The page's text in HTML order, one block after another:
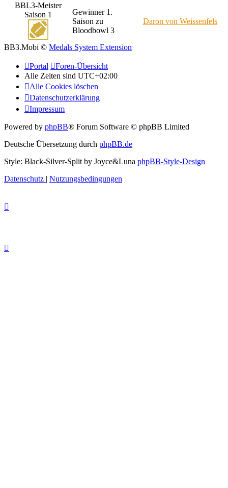
BBL3-Meister
Saison 1
Gewinner 1.
Saison zu
Bloodbowl 3
Daron von Weissenfels
BB3.Mobi © Medals System Extension
Portal
Foren-Übersicht
Alle Zeiten sind UTC+02:00
Alle Cookies löschen
Datenschutzerklärung
Impressum
Powered by phpBB® Forum Software © phpBB Limited
Deutsche Übersetzung durch phpBB.de
Style: Black-Silver-Split by Joyce&Luna phpBB-Style-Design
Datenschutz | Nutzungsbedingungen